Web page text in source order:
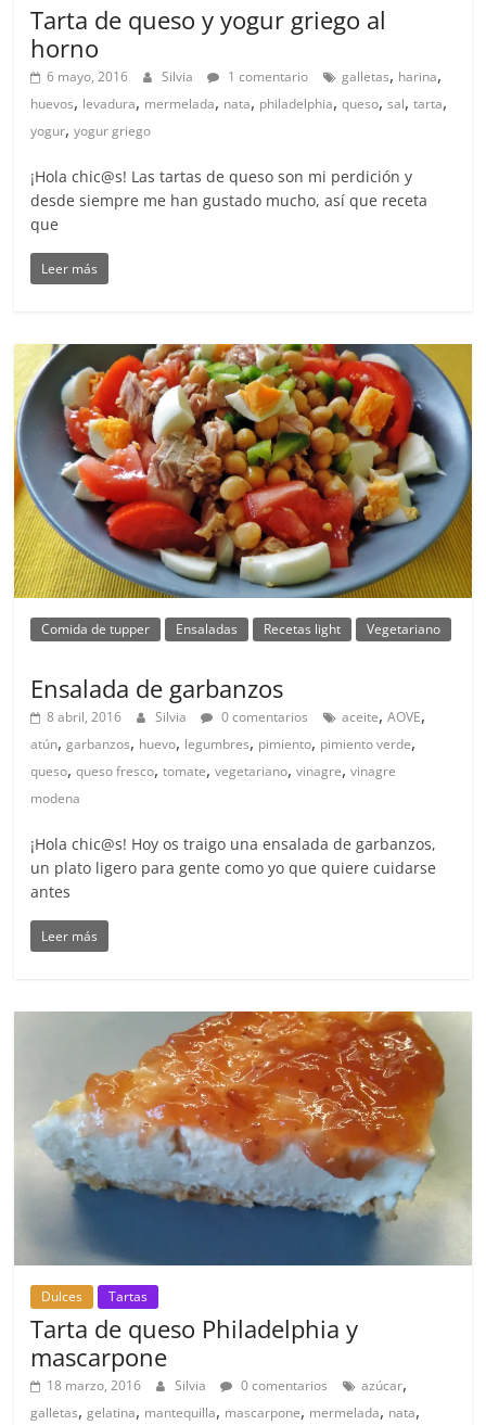
Tarta de queso y yogur griego al
horno
6 mayo, 2016 Silvia 1 comentario galletas, harina,
huevos, levadura, mermelada, nata, philadelphia,queso,sal,tarta,
yogur,yogur griego
¡Hola chic@s! Las tartas de queso son mi perdición y
desde siempre me han gustado mucho, así que receta
que
Leer más
Comida de tupper Ensaladas Recetas light Vegetariano
Ensalada de garbanzos
8 abril, 2016 Silvia 0 comentarios aceite,AOVE,
atún,garbanzos, huevo, legumbres, pimiento, pimiento verde,
queso,queso fresco,tomate,vegetariano,vinagre,vinagre
modena
¡Hola chic@s! Hoy os traigo una ensalada de garbanzos,
un plato ligero para gente como yo que quiere cuidarse
antes
Leer más
Dulces Tartas
Tarta de queso Philadelphia y
mascarpone
18 marzo, 2016 Silvia 0 comentarios azúcar,
galletas,gelatina, mantequilla, mascarpone, mermelada, nata,